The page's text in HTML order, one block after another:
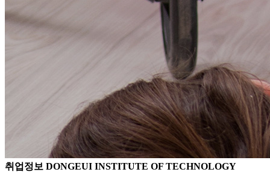
취업정보 DONGEUI INSTITUTE OF TECHNOLOGY